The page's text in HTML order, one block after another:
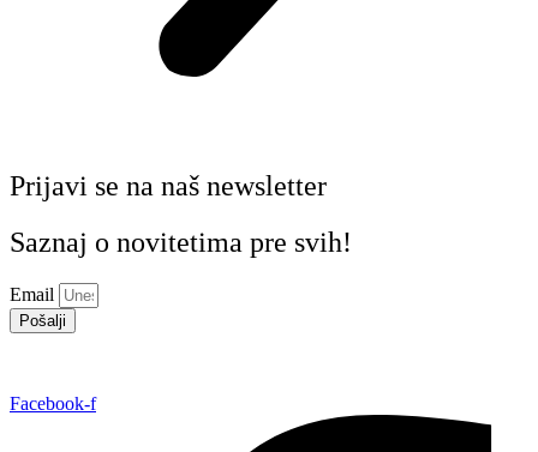
Prijavi se na naš newsletter
Saznaj o novitetima pre svih!
Email
Pošalji
Facebook-f